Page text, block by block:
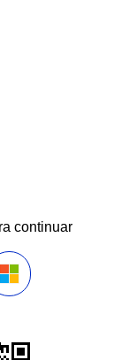
continuar